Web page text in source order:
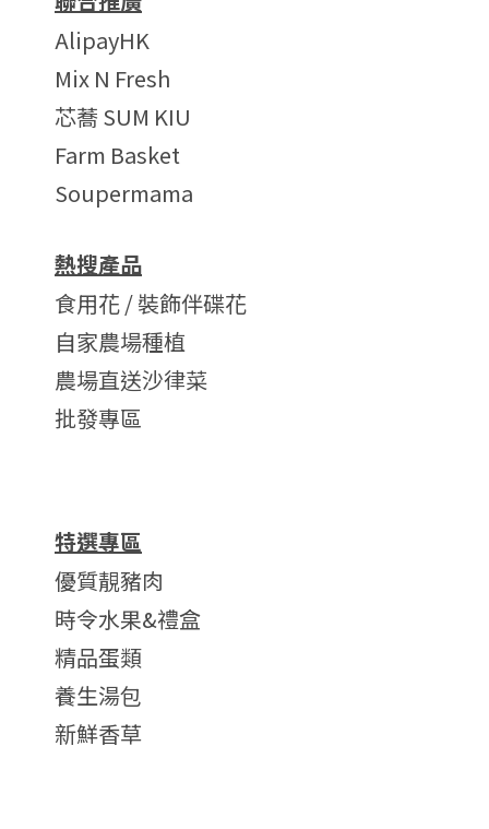
AlipayHK
Mix N Fresh
芯蕎 SUM KIU
Farm Basket
Soupermama
熱搜產品
食用花 / 裝飾伴碟花
自家農場種植
農場直送沙律菜
批發專區
特選專區
優質靚豬肉
時令水果&禮盒
精品蛋類
養生湯包
新鮮香草